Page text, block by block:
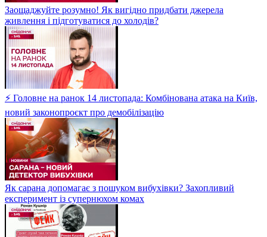
Заощаджуйте розумно! Як вигідно придбати джерела
живлення і підготуватися до холодів?
⚡ Головне на ранок 14 листопада: Комбінована атака на Київ,
новий законопроєкт про демобілізацію
Як сарана допомагає з пошуком вибухівки? Захопливий
експеримент із супернюхом комах